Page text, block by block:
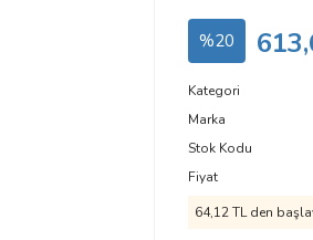
%20
Kategori
Marka
Stok Kodu
Fiyat
64,12 TL den